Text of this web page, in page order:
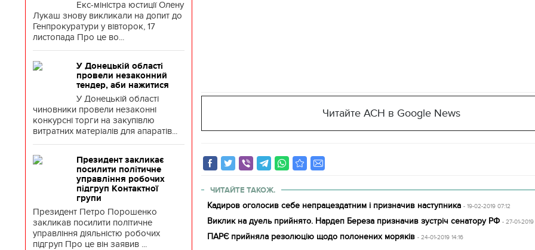
Екс-міністра юстиції Олену
Лукаш знову викликали на допит до
Генпрокуратури у вівторок, 17
листопада Про це во...
У Донецькій області
провели незаконний
тендер, аби нажитися
У Донецькій області
чиновники провели незаконні
конкурсні торги на закупівлю
витратних матеріалів для апаратів...
Президент закликає
посилити політичне
управління робочих
підгруп Контактної
групи
Президент Петро Порошенко
закликав посилити політичне
управління діяльністю робочих
підгруп Про це він заявив ...
Читайте АСН в Google News
ЧИТАЙТЕ ТАКОЖ.
Кадиров оголосив себе непрацездатним і призначив наступника - 19-02-2019 07:12
Виклик на дуель прийнято. Нардеп Береза призначив зустріч сенатору РФ - 27-01-2019
ПАРЄ прийняла резолюцію щодо полонених моряків - 24-01-2019 14:16